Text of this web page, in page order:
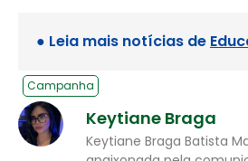
● Leia mais notícias de
Campanha
Keytiane Braga
Keytiane Braga Batista